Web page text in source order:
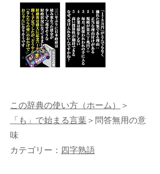
この辞典の使い方（ホーム）＞
「も」で始まる言葉＞問答無用の意
味
カテゴリー： 四字熟語